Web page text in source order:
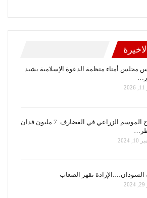
مجلس أمناء منظمة الدعوة الإسلامية يشيد
نجاح الموسم الزراعي في القضارف..7 مليون فدان
2024
السودان….الإرادة تقهر الصعاب